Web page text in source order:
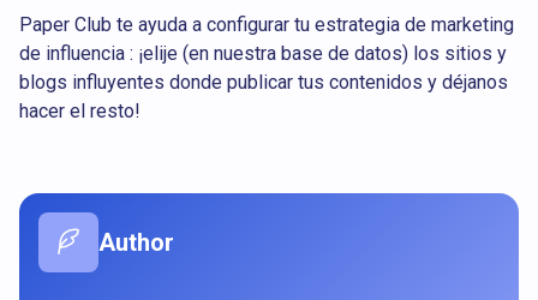
Paper Club te ayuda a configurar tu estrategia de marketing
de influencia : ¡elije (en nuestra base de datos) los sitios y
blogs influyentes donde publicar tus contenidos y déjanos
hacer el resto!
Author